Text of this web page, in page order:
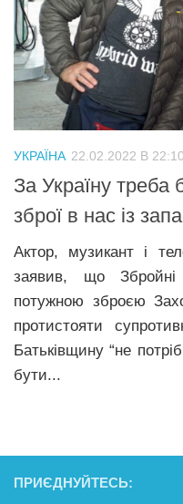
Івано-Франківськ
Харків
Донбас
Одеса
Схід
Прикарпаття
Економіка
Політика
Світ
Цікаво
Наука
Здоров’я
УКРАЇНА 22.02.2022 В 22:10
За Україну треба
зброї в нас із
Актор, музикант і
заявив, що Збройні
потужною зброєю
протистояти
Батьківщину “не
бути...
ПРИЄДНУЙТЕСЬ: